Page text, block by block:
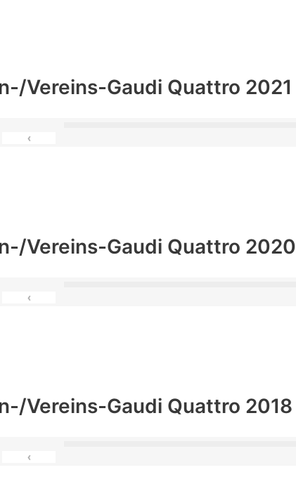
Vereins-Gaudi Quattro 2021
‹
Vereins-Gaudi Quattro 2020
‹
Vereins-Gaudi Quattro 2018
‹